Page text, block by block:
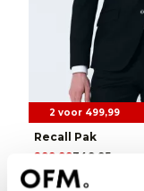
2 voor 499,99
Recall Pak
349,95
299,99